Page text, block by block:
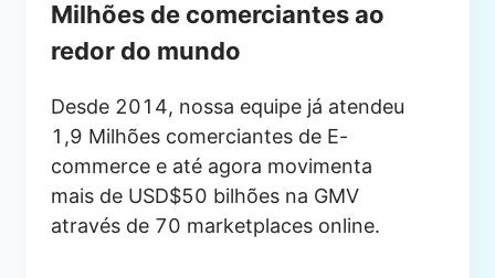
Milhões de comerciantes ao
redor do mundo
Desde 2014, nossa equipe já atendeu
1,9 Milhões comerciantes de E-
commerce e até agora movimenta
mais de USD$50 bilhões na GMV
através de 70 marketplaces online.